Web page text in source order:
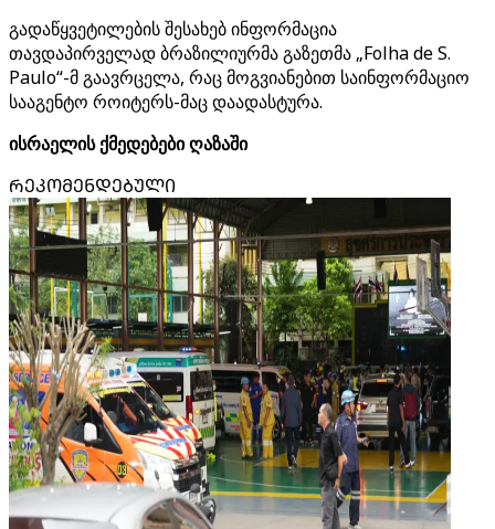
გადაწყვეტილების შესახებ ინფორმაცია
თავდაპირველად ბრაზილიურმა გაზეთმა „Folha de S.
Paulo“-მ გაავრცელა, რაც მოგვიანებით საინფორმაციო
სააგენტო როიტერს-მაც დაადასტურა.
ისრაელის ქმედებები ღაზაში
ᲠᲔᲙᲝᲛᲔᲜᲓᲔᲑᲣᲚᲘ